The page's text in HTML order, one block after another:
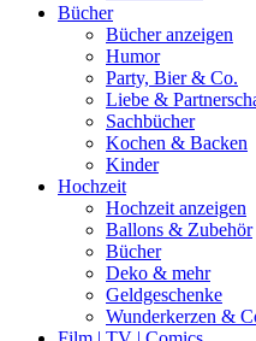
Bücher
Bücher anzeigen
Humor
Party, Bier & Co.
Liebe &
Sachbücher
Kochen & Backen
Kinder
Hochzeit
Hochzeit anzeigen
Ballons & Zubehör
Bücher
Deko & mehr
Geldgeschenke
Wunderkerzen &